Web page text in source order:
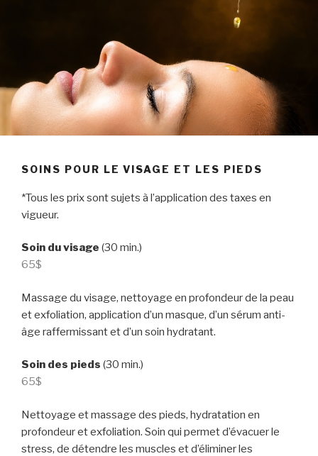
SOINS POUR LE VISAGE ET LES PIEDS
*Tous les prix sont sujets à l’application des taxes en
vigueur.
Soin du visage (30 min.)
65$
Massage du visage, nettoyage en profondeur de la peau
et exfoliation, application d’un masque, d’un sérum anti-
âge raffermissant et d’un soin hydratant.
Soin des pieds (30 min.)
65$
Nettoyage et massage des pieds, hydratation en
profondeur et exfoliation. Soin qui permet d’évacuer le
stress, de détendre les muscles et d’éliminer les